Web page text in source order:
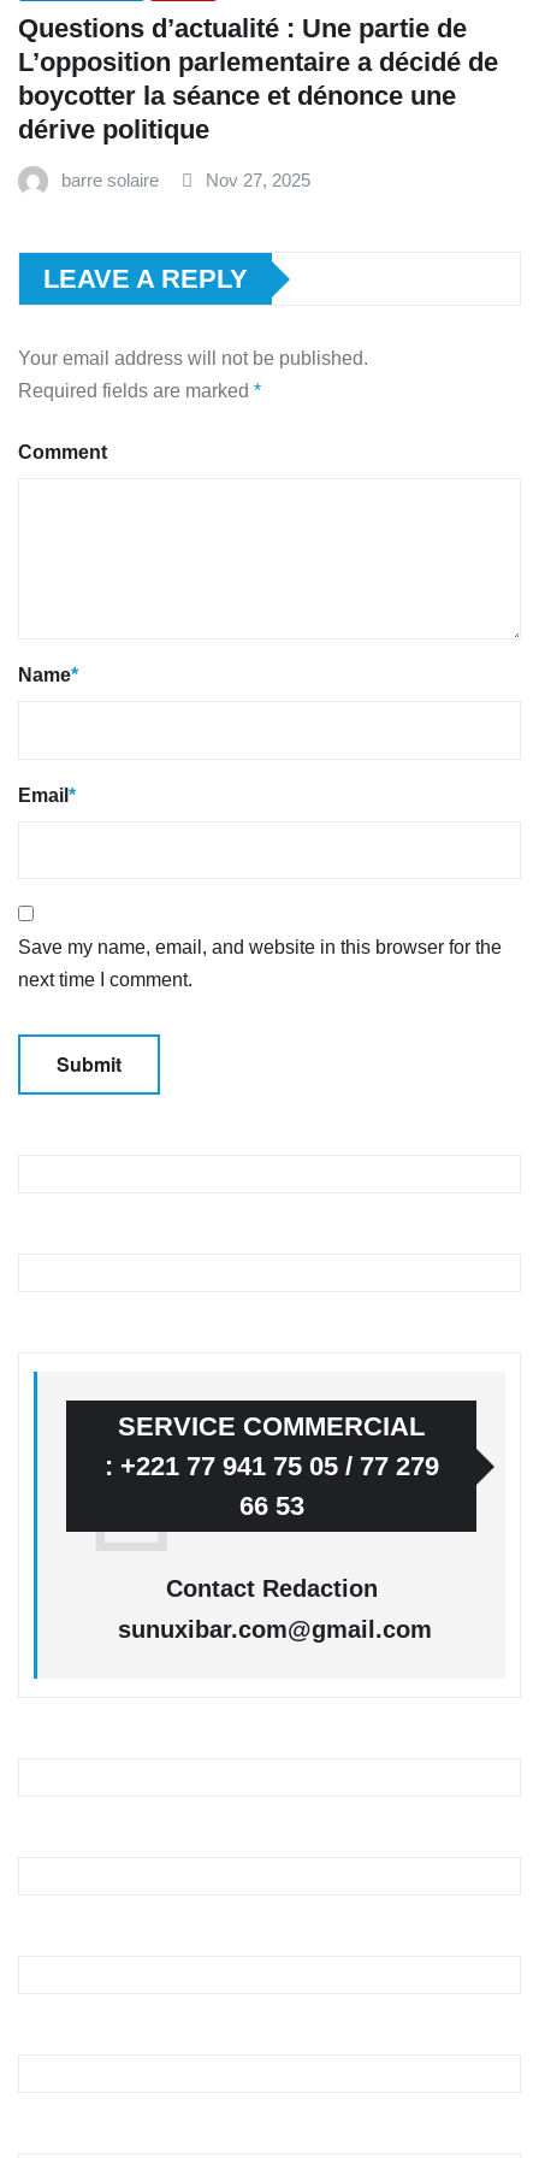
Questions d’actualité : Une partie de
L’opposition parlementaire a décidé de
boycotter la séance et dénonce une
dérive politique
barre solaire Nov 27, 2025
LEAVE A REPLY
Your email address will not be published.
Required fields are marked *
Comment
Name*
Email *
Save my name, email, and website in this browser for the
next time I comment.
SERVICE COMMERCIAL
: +221 77 941 75 05 / 77 279
66 53
Contact Redaction
sunuxibar.com@gmail.com